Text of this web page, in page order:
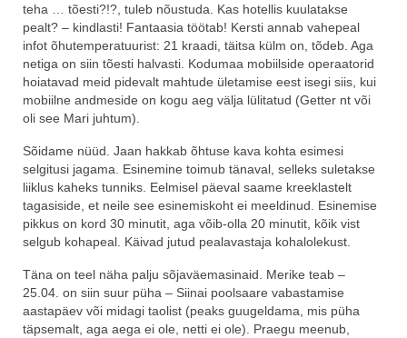
teha … tõesti?!?, tuleb nõustuda. Kas hotellis kuulatakse
pealt? – kindlasti! Fantaasia töötab! Kersti annab vahepeal
infot õhutemperatuurist: 21 kraadi, täitsa külm on, tõdeb. Aga
netiga on siin tõesti halvasti. Kodumaa mobiilside operaatorid
hoiatavad meid pidevalt mahtude ületamise eest isegi siis, kui
mobiilne andmeside on kogu aeg välja lülitatud (Getter nt või
oli see Mari juhtum).
Sõidame nüüd. Jaan hakkab õhtuse kava kohta esimesi
selgitusi jagama. Esinemine toimub tänaval, selleks suletakse
liiklus kaheks tunniks. Eelmisel päeval saame kreeklastelt
tagasiside, et neile see esinemiskoht ei meeldinud. Esinemise
pikkus on kord 30 minutit, aga võib-olla 20 minutit, kõik vist
selgub kohapeal. Käivad jutud pealavastaja kohalolekust.
Täna on teel näha palju sõjaväemasinaid. Merike teab –
25.04. on siin suur püha – Siinai poolsaare vabastamise
aastapäev või midagi taolist (peaks guugeldama, mis püha
täpsemalt, aga aega ei ole, netti ei ole). Praegu meenub,